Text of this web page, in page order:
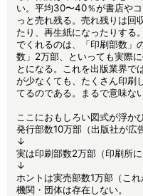
い。平均30〜40％が書店や
っと売れ残る。売れ残りは回
たり、再生紙になったりする
でくれるのは、「印刷部数」
数」2万部、といっても実際
とになる。これを出版業界で
が少なくても、たくさん印刷
てるのである。まるで意味ない
ここにおもしろい図式が浮か
発行部数10万部（出版社が広
↓
実は印刷部数2万部（印刷所
↓
ホントは実売部数1万部（こ
機関・団体は存在しない。